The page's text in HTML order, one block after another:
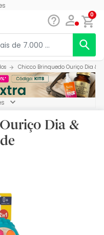
0
Chicco Brinquedo Ouriço Dia &
Dia &